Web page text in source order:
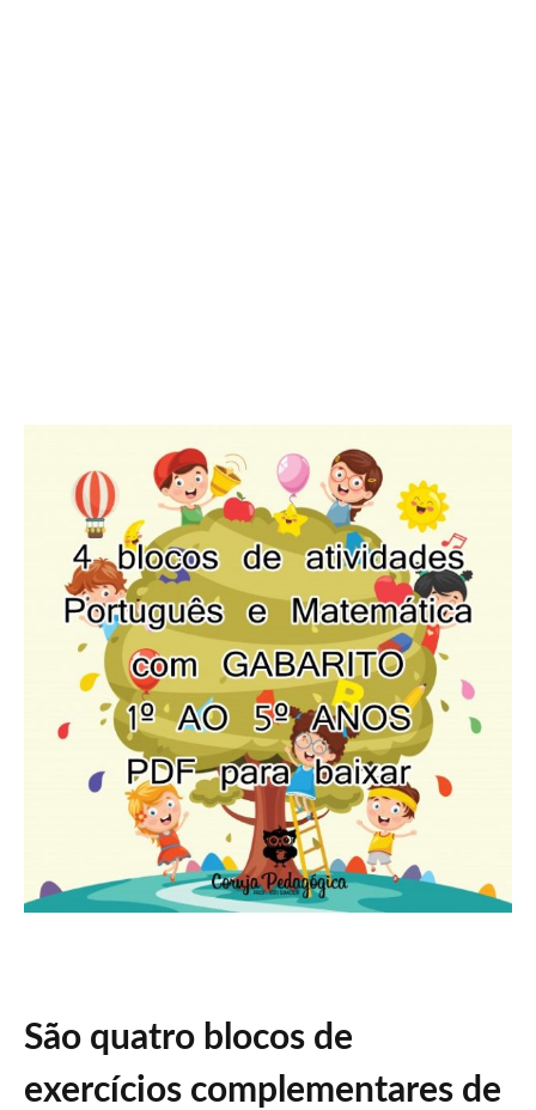
São quatro blocos de
exercícios complementares de